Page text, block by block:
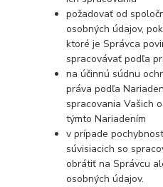
požadovať od
osobných údajov,
ktoré je Správca
spracovávať podľa
na účinnú súdnu
práva podľa
spracovania Vašich
týmto Nariadením
v prípade
súvisiacich so
obrátiť na Správcu
osobných údajov.